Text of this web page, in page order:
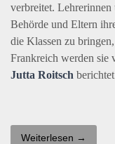
verbreitet.
Behörde und Eltern
die Klassen zu
Frankreich werden sie
Jutta Roitsch
Weiterlesen →